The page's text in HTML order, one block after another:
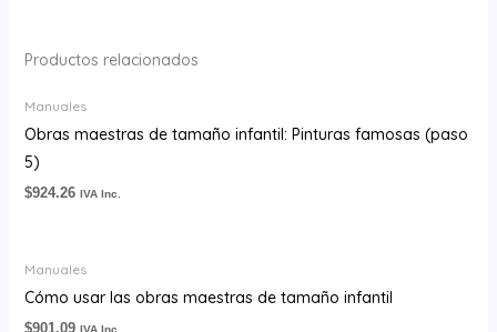
Productos relacionados
Manuales
Obras maestras de tamaño infantil: Pinturas famosas (paso
5)
$924.26 IVA Inc.
Manuales
Cómo usar las obras maestras de tamaño infantil
$901.09 IVA Inc.